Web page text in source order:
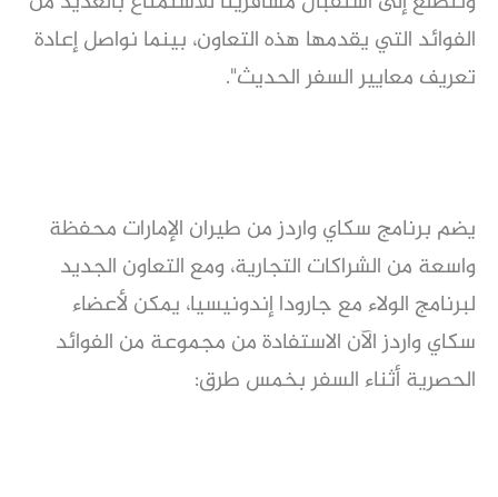
الفوائد التي يقدمها هذه التعاون، بينما نواصل إعادة
تعريف معايير السفر الحديث".
يضم برنامج سكاي واردز من طيران الإمارات محفظة
واسعة من الشراكات التجارية، ومع التعاون الجديد
لبرنامج الولاء مع جارودا إندونيسيا، يمكن لأعضاء
سكاي واردز الآن الاستفادة من مجموعة من الفوائد
الحصرية أثناء السفر بخمس طرق: